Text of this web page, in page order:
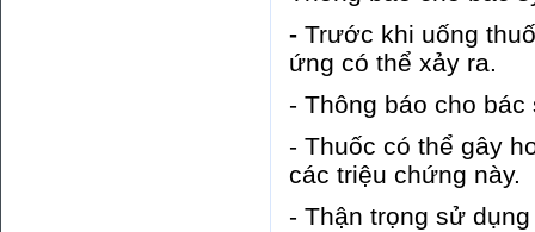
- Trước khi uống
ứng có thể xảy ra.
- Thông báo cho
- Thuốc có thể gây
các triệu chứng này.
- Thận trọng sử